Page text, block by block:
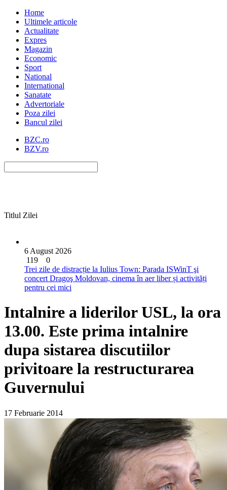
Home
Ultimele articole
Actualitate
Expres
Magazin
Economic
Sport
National
International
Sanatate
Advertoriale
Poza zilei
Bancul zilei
BZC.ro
BZV.ro
Titlul Zilei
6 August 2026
119
0
Trei zile de distracție la Iulius Town: Parada ISWinT şi
concert Dragoş Moldovan, cinema în aer liber și activități
pentru cei mici
Intalnire a liderilor USL, la ora
13.00. Este prima intalnire
dupa sistarea discutiilor
privitoare la restructurarea
Guvernului
17 Februarie 2014